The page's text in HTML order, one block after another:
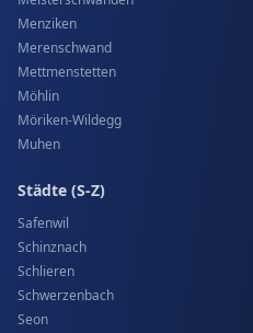
Menziken
Merenschwand
Mettmenstetten
Möhlin
Möriken-Wildegg
Muhen
Städte (S-Z)
Safenwil
Schinznach
Schlieren
Schwerzenbach
Seon